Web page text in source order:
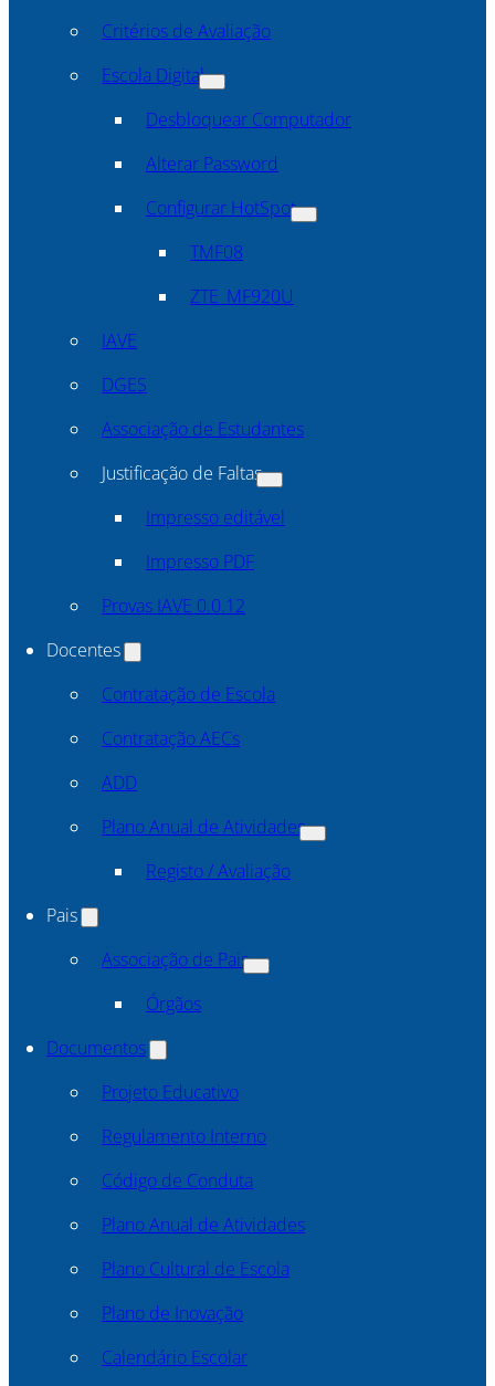
Critérios de Avaliação
Escola Digital
Desbloquear Computador
Alterar Password
Configurar HotSpot
TMF08
ZTE_MF920U
IAVE
DGES
Associação de Estudantes
Justificação de Faltas
Impresso editável
Impresso PDF
Provas IAVE 0.0.12
Docentes
Contratação de Escola
Contratação AECs
ADD
Plano Anual de Atividades
Registo / Avaliação
Pais
Associação de Pais
Órgãos
Documentos
Projeto Educativo
Regulamento Interno
Código de Conduta
Plano Anual de Atividades
Plano Cultural de Escola
Plano de Inovação
Calendário Escolar